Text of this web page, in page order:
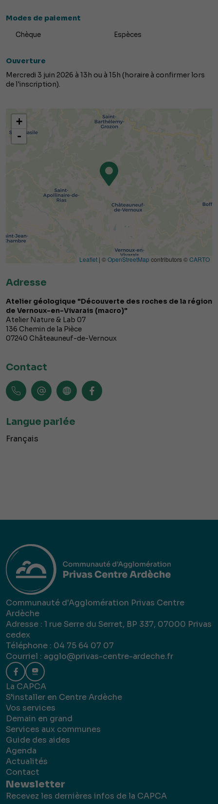
Modes de paiement
Chèque Espèces
Ouverture
Mercredi 3 juin 2026 à 13h ou à 15h (horaire à confirmer lors
de l'inscription).
+
-
Leaflet | ©OpenStreetMap contributors ©CARTO
Adresse
Atelier géologique "Découverte des roches de la région
de Vernoux-en-Vivarais (macro)"
Atelier Nature & Lab 07
136 Chemin de la Pièce
07240 Châteauneuf-de-Vernoux
Contact
Langue parlée
Français
Communauté d'Agglomération Privas Centre
Ardèche
Adresse : 1 rue Serre du Serret, BP 337, 07000 Privas
cedex
Téléphone : 04 75 64 07 07
Courriel : agglo@privas-centre-ardeche.fr
La CAPCA
S’installer en Centre Ardèche
Vos services
Demain en grand
Services aux communes
Guide des aides
Agenda
Actualités
Contact
Newsletter
Recevez les dernières infos de la CAPCA